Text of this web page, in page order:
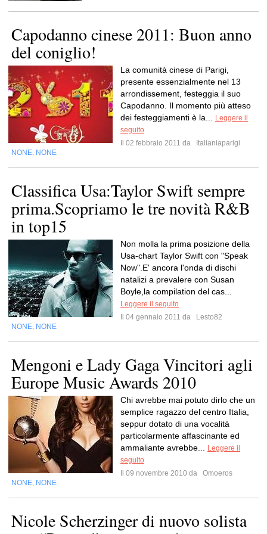
Capodanno cinese 2011: Buon anno
del coniglio!
La comunità cinese di Parigi,
presente essenzialmente nel 13
arrondissement, festeggia il suo
Capodanno. Il momento più atteso
dei festeggiamenti è la...
Leggere il
seguito
Il 02 febbraio 2011 da
Italianiaparigi
NONE NONE
Classifica Usa:Taylor Swift sempre
prima.Scopriamo le tre novità R&B
in top15
Non molla la prima posizione della
Usa-chart Taylor Swift con "Speak
Now".E' ancora l'onda di dischi
natalizi a prevalere con Susan
Boyle,la compilation del cas...
Leggere il seguito
Il 04 gennaio 2011 da
Lesto82
NONE NONE
Mengoni e Lady Gaga Vincitori agli
Europe Music Awards 2010
Chi avrebbe mai potuto dirlo che un
semplice ragazzo del centro Italia,
seppur dotato di una vocalità
particolarmente affascinante ed
ammaliante avrebbe...
Leggere il
seguito
Il 09 novembre 2010 da
Omoeros
NONE NONE
Nicole Scherzinger di nuovo solista